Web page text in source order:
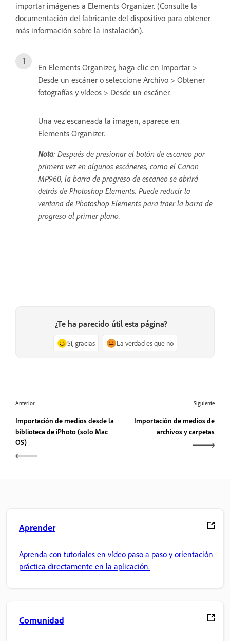
importar imágenes a Elements Organizer. (Consulte la
documentación del fabricante del dispositivo para obtener
más información sobre la instalación).
En Elements Organizer, haga clic en Importar >
Desde un escáner o seleccione Archivo > Obtener
fotografías y vídeos > Desde un escáner.
Una vez escaneada la imagen, aparece en
Elements Organizer.
Nota: Después de presionar el botón de escaneo por
primera vez en algunos escáneres, como el Canon
MP960, la barra de progreso de escaneo se abrirá
detrás de Photoshop Elements. Puede reducir la
ventana de Photoshop Elements para traer la barra de
progreso al primer plano.
¿Te ha parecido útil esta página?
Sí, gracias La verdad es que no
Anterior
Importación de medios desde la
biblioteca de iPhoto (solo Mac
OS)
Siguiente
Importación de medios de
archivos y carpetas
Aprender
Aprenda con tutoriales en vídeo paso a paso y orientación
práctica directamente en la aplicación.
Comunidad